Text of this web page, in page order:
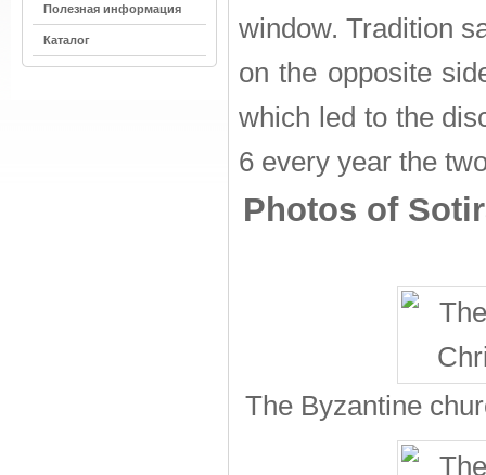
Полезная информация
Каталог
window. Tradition
on the opposite
which led to the
6 every year the
Photos of
The Byzantine